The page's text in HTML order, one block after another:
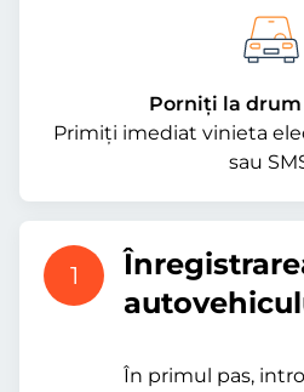
Porniți la
Primiți imediat vinieta
sau
1
În primul pas,